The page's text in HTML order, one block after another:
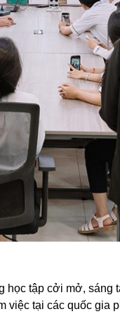
học tập cởi mở, sáng
việc tại các quốc gia